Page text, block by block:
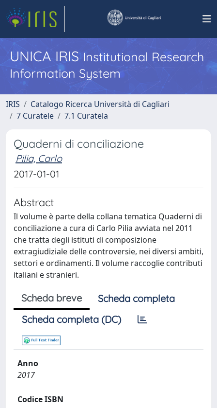
UNICA IRISInstitutional Research
Information System
IRIS
Catalogo Ricerca Università di Cagliari
7 Curatele
7.1 Curatela
Quaderni di conciliazione
Pilia, Carlo
2017-01-01
Abstract
Il volume è parte della collana tematica Quaderni di
conciliazione a cura di Carlo Pilia avviata nel 2011
che tratta degli istituti di composizione
extragiudiziale delle controversie, nei diversi ambiti,
settori e ordinamenti. Il volume raccoglie contributi
italiani e stranieri.
Scheda breve
Scheda completa
Scheda completa (DC)
Anno
2017
Codice ISBN